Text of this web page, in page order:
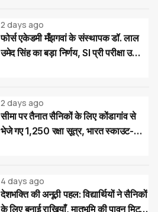
2 days ago
फोर्स एकेडमी मँझगवां के संस्थापक डॉ. लाल
उमेद सिंह का बड़ा निर्णय, SI प्री परीक्षा उत्तीर्ण
2 days ago
सीमा पर तैनात सैनिकों के लिए कोंडागांव से
भेजे गए 1,250 रक्षा सूत्र, भारत स्काउट-
4 days ago
देशभक्ति की अनूठी पहल: विद्यार्थियों ने सैनिकों
के लिए बनाई राखियाँ, मातृभूमि की पावन मिट्टी